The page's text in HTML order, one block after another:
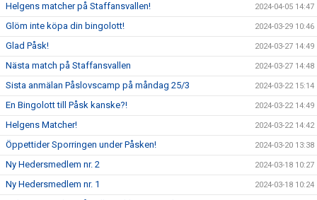
Helgens matcher på Staffansvallen! 2024-04-05 14:47
Glöm inte köpa din bingolott! 2024-03-29 10:46
Glad Påsk! 2024-03-27 14:49
Nästa match på Staffansvallen 2024-03-27 14:48
Sista anmälan Påslovscamp på måndag 25/3 2024-03-22 15:14
En Bingolott till Påsk kanske?! 2024-03-22 14:49
Helgens Matcher! 2024-03-22 14:42
Öppettider Sporringen under Påsken! 2024-03-20 13:38
Ny Hedersmedlem nr. 2 2024-03-18 10:27
Ny Hedersmedlem nr. 1 2024-03-18 10:24